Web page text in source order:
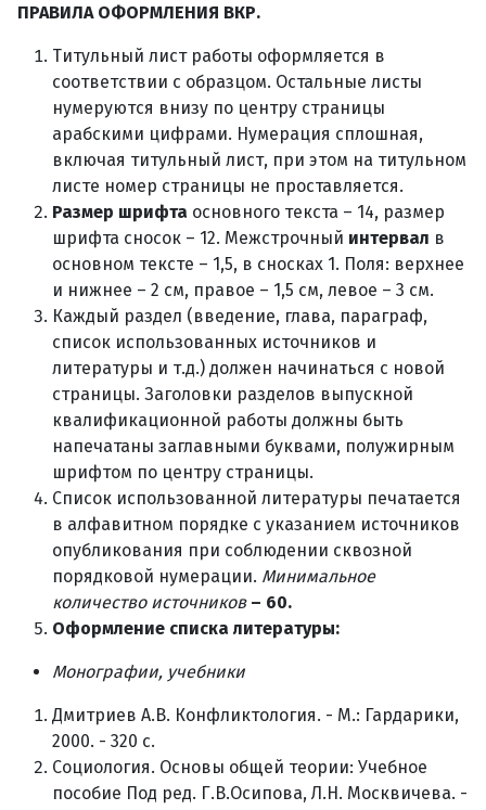
ПРАВИЛА ОФОРМЛЕНИЯ ВКР.
Титульный лист работы оформляется в
соответствии с образцом. Остальные листы
нумеруются внизу по центру страницы
арабскими цифрами. Нумерация сплошная,
включая титульный лист, при этом на титульном
листе номер страницы не проставляется.
Размер шрифта основного текста – 14, размер
шрифта сносок – 12. Межстрочный интервал в
основном тексте – 1,5, в сносках 1. Поля: верхнее
и нижнее – 2 см, правое – 1,5 см, левое – 3 см.
Каждый раздел (введение, глава, параграф,
список использованных источников и
литературы и т.д.) должен начинаться с новой
страницы. Заголовки разделов выпускной
квалификационной работы должны быть
напечатаны заглавными буквами, полужирным
шрифтом по центру страницы.
Список использованной литературы печатается
в алфавитном порядке с указанием источников
опубликования при соблюдении сквозной
порядковой нумерации. Минимальное
количество источников– 60.
Оформление списка литературы:
Монографии, учебники
Дмитриев А.В. Конфликтология. - М.: Гардарики,
2000. - 320 с.
Социология. Основы общей теории: Учебное
пособие Под ред. Г.В.Осипова, Л.Н. Москвичева. -